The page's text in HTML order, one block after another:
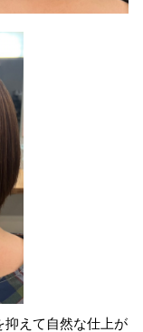
抑えて自然な仕上が